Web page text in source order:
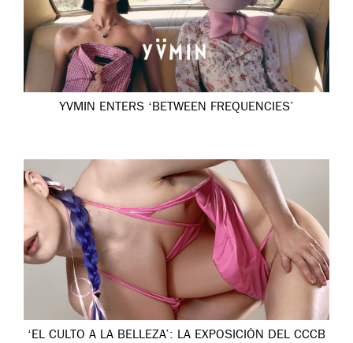
YVMIN ENTERS ‘BETWEEN FREQUENCIES’
‘EL CULTO A LA BELLEZA’: LA EXPOSICIÓN DEL CCCB